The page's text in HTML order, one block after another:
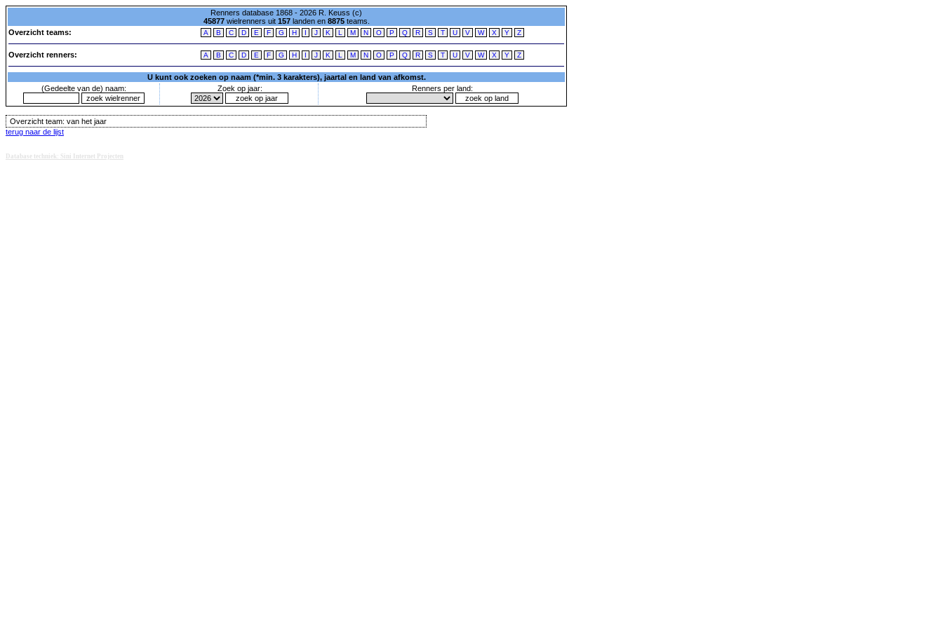
Renners database 1868 - 2026 R. Keuss (c)
45877wielrenners uit 157landen en 8875teams.
Overzicht teams:
A B C D E F G H I J K L M N O P Q R S T U V W X Y Z
Overzicht renners: A B C D E F G H I J K L M N O P Q R S T U V W X Y Z
U kunt ook zoeken op naam (*min. 3 karakters), jaartal en land van afkomst.
(Gedeelte van de) naam:
Zoek op jaar: Renners per land:
Overzicht team: van het jaar
terug naar de lijst
Database techniek: Sini Internet Projecten